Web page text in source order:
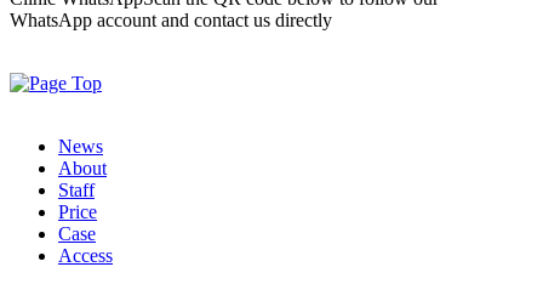
WhatsApp account and contact us directly
News
About
Staff
Price
Case
Access